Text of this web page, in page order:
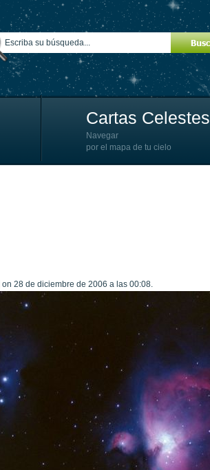
Cartas Celestes
Navegar
por el mapa de tu cielo
on 28 de diciembre de 2006 a las 00:08.